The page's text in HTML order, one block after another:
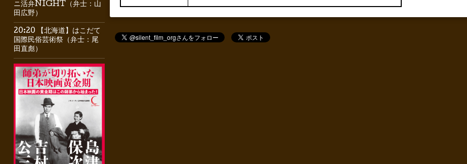
ニ活弁NIGHT（弁士：山
田広野）
20:20 【北海道】はこだて
国際民俗芸術祭（弁士：尾
田直彪）